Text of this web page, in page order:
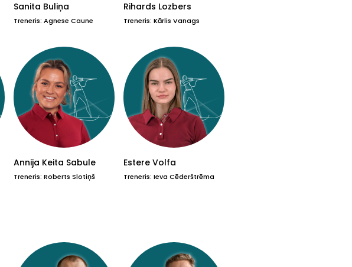
Sanita Buliņa
Treneris: Agnese Caune
Rihards Lozbers
Treneris: Kārlis Vanags
Annija Keita Sabule
Treneris: Roberts Slotiņš
Estere Volfa
Treneris: Ieva Cēderštrēma